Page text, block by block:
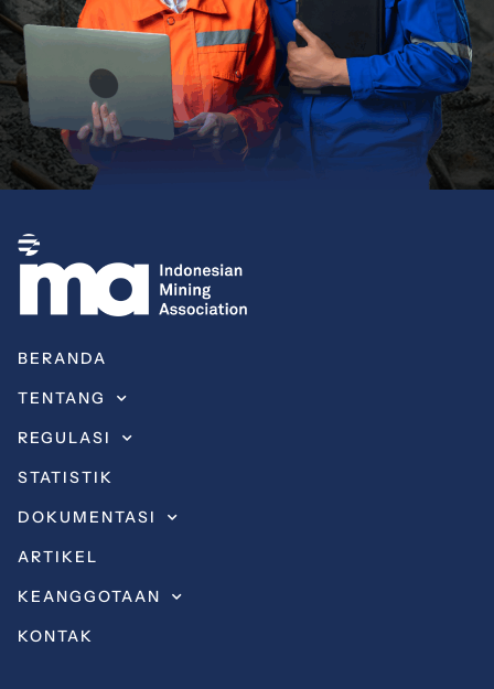
BERANDA
TENTANG
REGULASI
STATISTIK
DOKUMENTASI
ARTIKEL
KEANGGOTAAN
KONTAK